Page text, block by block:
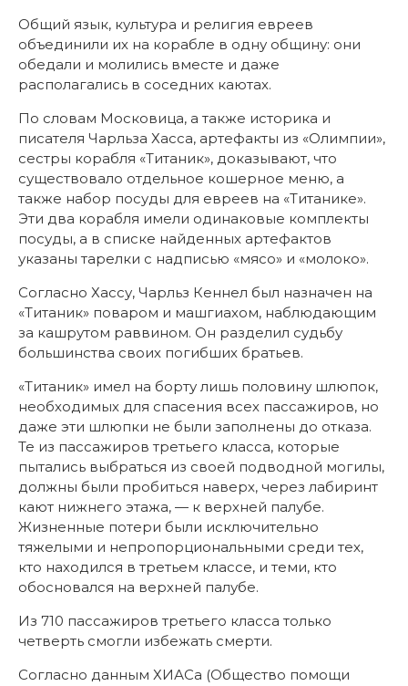
Общий язык, культура и религия евреев
объединили их на корабле в одну общину: они
обедали и молились вместе и даже
располагались в соседних каютах.
По словам Московица, а также историка и
писателя Чарльза Хасса, артефакты из «Олимпии»,
сестры корабля «Титаник», доказывают, что
существовало отдельное кошерное меню, а
также набор посуды для евреев на «Титанике».
Эти два корабля имели одинаковые комплекты
посуды, а в списке найденных артефактов
указаны тарелки с надписью «мясо» и «молоко».
Согласно Хассу, Чарльз Кеннел был назначен на
«Титаник» поваром и машгиахом, наблюдающим
за кашрутом раввином. Он разделил судьбу
большинства своих погибших братьев.
«Титаник» имел на борту лишь половину шлюпок,
необходимых для спасения всех пассажиров, но
даже эти шлюпки не были заполнены до отказа.
Те из пассажиров третьего класса, которые
пытались выбраться из своей подводной могилы,
должны были пробиться наверх, через лабиринт
кают нижнего этажа, — к верхней палубе.
Жизненные потери были исключительно
тяжелыми и непропорциональными среди тех,
кто находился в третьем классе, и теми, кто
обосновался на верхней палубе.
Из 710 пассажиров третьего класса только
четверть смогли избежать смерти.
Согласно данным ХИАСа (Общество помощи